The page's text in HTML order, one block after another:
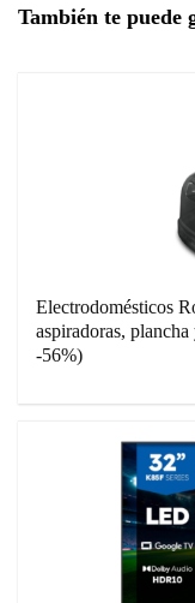
También te puede
Electrodomésticos
aspiradoras,
-56%)